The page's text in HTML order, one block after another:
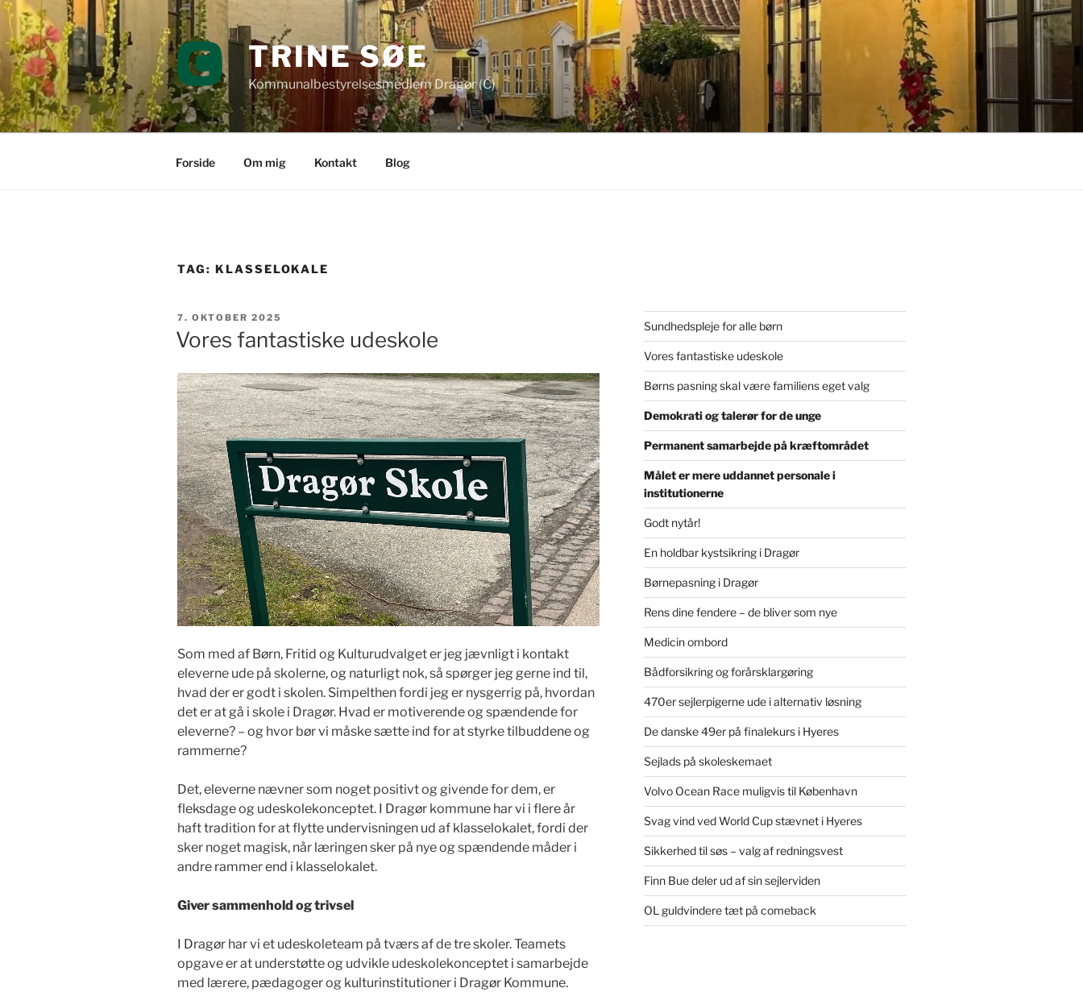
Videre
til
indhold
TRINE SØE
Kommunalbestyrelsesmedlem Dragør (C)
Forside Om mig Kontakt Blog
TAG: KLASSELOKALE
UDGIVET
DEN
7. OKTOBER 2025
Vores fantastiske udeskole
Som med af Børn, Fritid og Kulturudvalget er jeg jævnligt i kontakt
eleverne ude på skolerne, og naturligt nok, så spørger jeg gerne ind til,
hvad der er godt i skolen. Simpelthen fordi jeg er nysgerrig på, hvordan
det er at gå i skole i Dragør. Hvad er motiverende og spændende for
eleverne? – og hvor bør vi måske sætte ind for at styrke tilbuddene og
rammerne?
Det, eleverne nævner som noget positivt og givende for dem, er
fleksdage og udeskolekonceptet. I Dragør kommune har vi i flere år
haft tradition for at flytte undervisningen ud af klasselokalet, fordi der
sker noget magisk, når læringen sker på nye og spændende måder i
andre rammer end i klasselokalet.
Giver sammenhold og trivsel
I Dragør har vi et udeskoleteam på tværs af de tre skoler. Teamets
opgave er at understøtte og udvikle udeskolekonceptet i samarbejde
med lærere, pædagoger og kulturinstitutioner i Dragør Kommune.
Sundhedspleje for alle børn
Vores fantastiske udeskole
Børns pasning skal være familiens eget valg
Demokrati og talerør for de unge
Permanent samarbejde på kræftområdet
Målet er mere uddannet personale i
institutionerne
Godt nytår!
En holdbar kystsikring i Dragør
Børnepasning i Dragør
Rens dine fendere – de bliver som nye
Medicin ombord
Bådforsikring og forårsklargøring
470er sejlerpigerne ude i alternativ løsning
De danske 49er på finalekurs i Hyeres
Sejlads på skoleskemaet
Volvo Ocean Race muligvis til København
Svag vind ved World Cup stævnet i Hyeres
Sikkerhed til søs – valg af redningsvest
Finn Bue deler ud af sin sejlerviden
OL guldvindere tæt på comeback